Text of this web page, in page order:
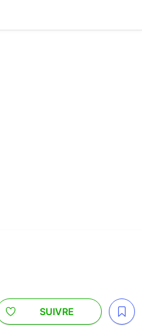
SUIVRE